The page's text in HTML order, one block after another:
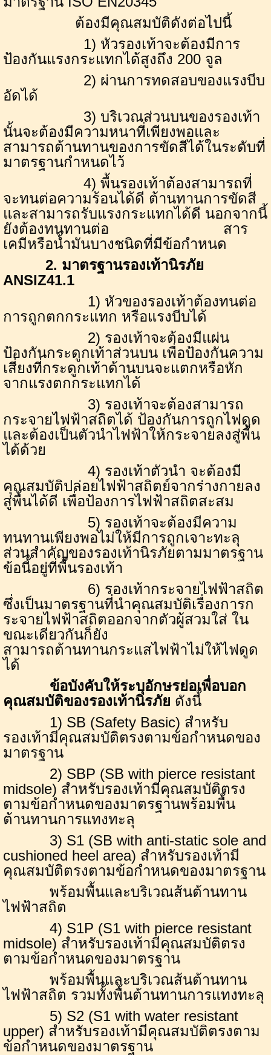
ต้องมีคุณสมบัติดังต่อไปนี้
1) หัวรองเท้าจะต้องมีการ
ป้องกันแรงกระแทกได้สูงถึง 200 จูล
2) ผ่านการทดสอบของแรงบีบ
อัดได้
3) บริเวณส่วนบนของรองเท้า
นั้นจะต้องมีความหนาที่เพียงพอและ
สามารถต้านทานของการขัดสีได้ในระดับที่
มาตรฐานกำหนดไว้
4) พื้นรองเท้าต้องสามารถที่
จะทนต่อความร้อนได้ดี ต้านทานการขัดสี
และสามารถรับแรงกระแทกได้ดี นอกจากนี้
ยังต้องทนทานต่อ สาร
เคมีหรือน้ำมันบางชนิดที่มีข้อกำหนด
2. มาตรฐานรองเท้านิรภัย
ANSIZ41.1
1) หัวของรองเท้าต้องทนต่อ
การถูกตกกระแทก หรือแรงบีบได้
2) รองเท้าจะต้องมีแผ่น
ป้องกันกระดูกเท้าส่วนบน เพื่อป้องกันความ
เสี่ยงที่กระดูกเท้าด้านบนจะแตกหรือหัก
จากแรงตกกระแทกได้
3) รองเท้าจะต้องสามารถ
กระจายไฟฟ้าสถิตได้ ป้องกันการถูกไฟดูด
และต้องเป็นตัวนำไฟฟ้าให้กระจายลงสู่พื้น
ได้ด้วย
4) รองเท้าตัวนำ จะต้องมี
คุณสมบัติปล่อยไฟฟ้าสถิตย์จากร่างกายลง
สู่พื้นได้ดี เพื่อป้องการไฟฟ้าสถิตสะสม
5) รองเท้าจะต้องมีความ
ทนทานเพียงพอไม่ให้มีการถูกเจาะทะลุ
ส่วนสำคัญของรองเท้านิรภัยตามมาตรฐาน
ข้อนี้อยู่ที่พื้นรองเท้า
6) รองเท้ากระจายไฟฟ้าสถิต
ซึ่งเป็นมาตรฐานที่นำคุณสมบัติเรื่องการก
ระจายไฟฟ้าสถิตออกจากตัวผู้สวมใส่ ใน
ขณะเดียวกันก็ยัง
สามารถต้านทานกระแสไฟฟ้าไม่ให้ไฟดูด
ได้
ข้อบังคับให้ระบุอักษรย่อเพื่อบอก
คุณสมบัติของรองเท้านิรภัย ดังนี้
1) SB (Safety Basic) สำหรับ
รองเท้ามีคุณสมบัติตรงตามข้อกำหนดของ
มาตรฐาน
2) SBP (SB with pierce resistant
midsole) สำหรับรองเท้ามีคุณสมบัติตรง
ตามข้อกำหนดของมาตรฐานพร้อมพื้น
ต้านทานการแทงทะลุ
3) S1 (SB with anti-static sole and
cushioned heel area) สำหรับรองเท้ามี
คุณสมบัติตรงตามข้อกำหนดของมาตรฐาน
พร้อมพื้นและบริเวณส้นต้านทาน
ไฟฟ้าสถิต
4) S1P (S1 with pierce resistant
midsole) สำหรับรองเท้ามีคุณสมบัติตรง
ตามข้อกำหนดของมาตรฐาน
พร้อมพื้นและบริเวณส้นต้านทาน
ไฟฟ้าสถิต รวมทั้งพื้นต้านทานการแทงทะลุ
5) S2 (S1 with water resistant
upper) สำหรับรองเท้ามีคุณสมบัติตรงตาม
ข้อกำหนดของมาตรฐาน